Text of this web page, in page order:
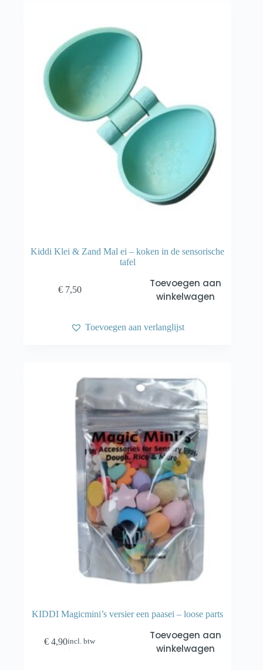
Kiddi Klei & Zand Mal ei – koken in de sensorische
tafel
€7,50
Toevoegen aan
winkelwagen
Toevoegen aan verlanglijst
KIDDI Magicmini’s versier een paasei – loose parts
€ 4,90incl. btw
Toevoegen aan
winkelwagen